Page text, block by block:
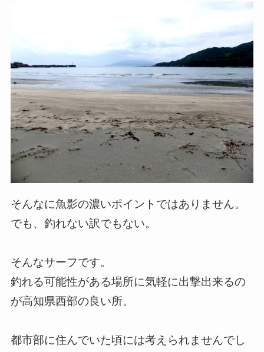
そんなに魚影の濃いポイントではありません。
でも、釣れない訳でもない。
そんなサーフです。
釣れる可能性がある場所に気軽に出撃出来るの
が高知県西部の良い所。
都市部に住んでいた頃には考えられませんでし